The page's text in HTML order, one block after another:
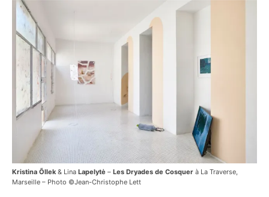
Kristina Õllek & Lina Lapelytė – Les Dryades de Cosquer à La Traverse,
Marseille – Photo ©Jean-Christophe Lett